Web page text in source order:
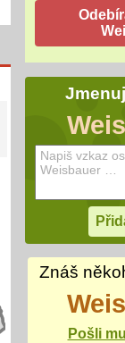
Znáš
Pošli